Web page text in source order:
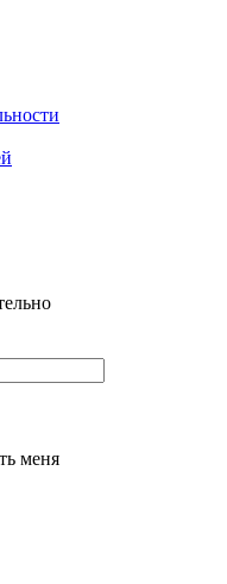
меня